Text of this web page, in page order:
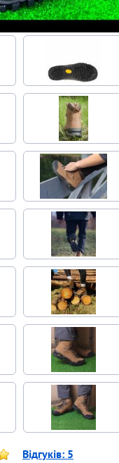
Відгуків: 5